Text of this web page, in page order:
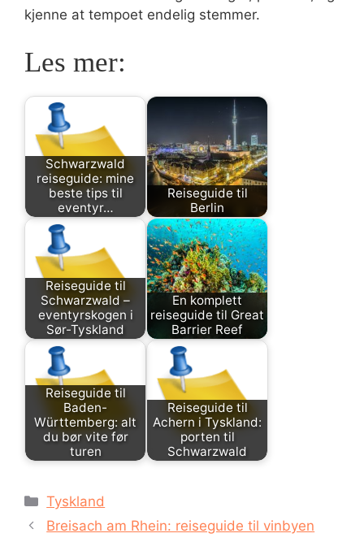
kjenne at tempoet endelig stemmer.
Les mer:
Schwarzwald
reiseguide: mine
beste tips til
eventyr…
Reiseguide til
Berlin
Reiseguide til
Schwarzwald –
eventyrskogen i
Sør-Tyskland
En komplett
reiseguide til Great
Barrier Reef
Reiseguide til
Baden-
Württemberg: alt
du bør vite før
turen
Reiseguide til
Achern i Tyskland:
porten til
Schwarzwald
Kategorier
Tyskland
Breisach am Rhein: reiseguide til vinbyen